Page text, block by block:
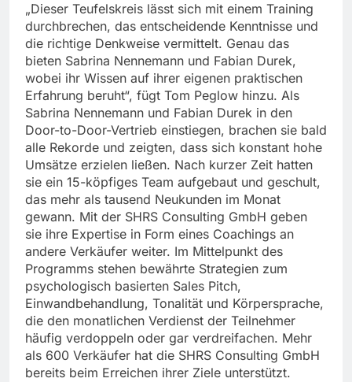
„Dieser Teufelskreis lässt sich mit einem Training
durchbrechen, das entscheidende Kenntnisse und
die richtige Denkweise vermittelt. Genau das
bieten Sabrina Nennemann und Fabian Durek,
wobei ihr Wissen auf ihrer eigenen praktischen
Erfahrung beruht“, fügt Tom Peglow hinzu. Als
Sabrina Nennemann und Fabian Durek in den
Door-to-Door-Vertrieb einstiegen, brachen sie bald
alle Rekorde und zeigten, dass sich konstant hohe
Umsätze erzielen ließen. Nach kurzer Zeit hatten
sie ein 15-köpfiges Team aufgebaut und geschult,
das mehr als tausend Neukunden im Monat
gewann. Mit der SHRS Consulting GmbH geben
sie ihre Expertise in Form eines Coachings an
andere Verkäufer weiter. Im Mittelpunkt des
Programms stehen bewährte Strategien zum
psychologisch basierten Sales Pitch,
Einwandbehandlung, Tonalität und Körpersprache,
die den monatlichen Verdienst der Teilnehmer
häufig verdoppeln oder gar verdreifachen. Mehr
als 600 Verkäufer hat die SHRS Consulting GmbH
bereits beim Erreichen ihrer Ziele unterstützt.